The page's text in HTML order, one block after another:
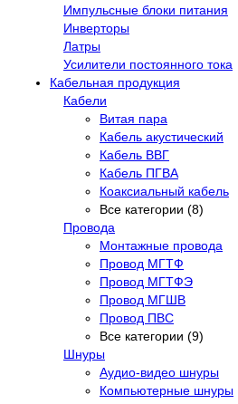
Импульсные блоки питания
Инверторы
Латры
Усилители постоянного тока
Кабельная продукция
Кабели
Витая пара
Кабель акустический
Кабель ВВГ
Кабель ПГВА
Коаксиальный кабель
Все категории (8)
Провода
Монтажные провода
Провод МГТФ
Провод МГТФЭ
Провод МГШВ
Провод ПВС
Все категории (9)
Шнуры
Аудио-видео шнуры
Компьютерные шнуры